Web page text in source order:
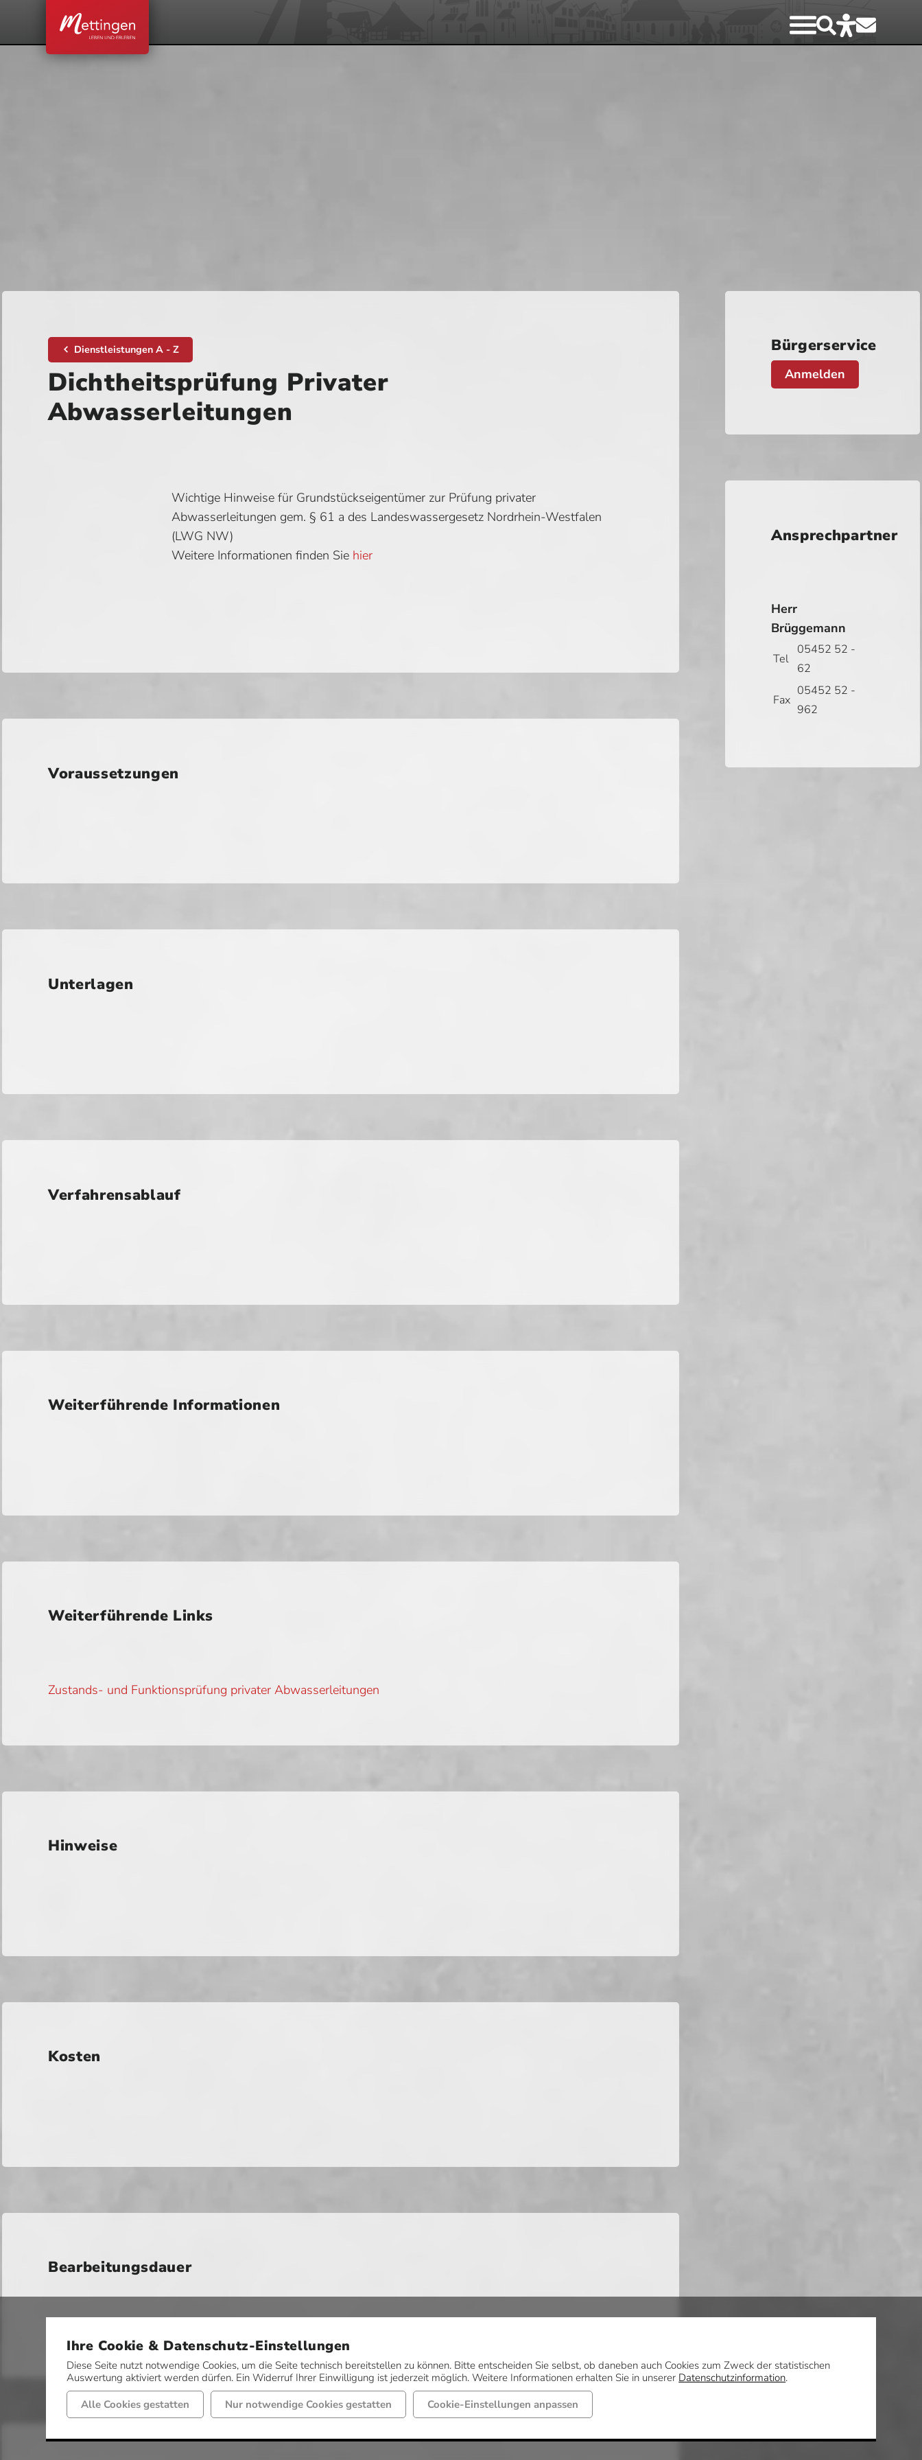
Dienstleistungen A - Z
Dichtheitsprüfung Privater
Abwasserleitungen
Wichtige Hinweise für Grundstückseigentümer zur Prüfung privater
Abwasserleitungen gem. § 61 a des Landeswassergesetz Nordrhein-Westfalen
(LWG NW)
Weitere Informationen finden Sie hier
Voraussetzungen
Unterlagen
Verfahrensablauf
Weiterführende Informationen
Weiterführende Links
Zustands- und Funktionsprüfung privater Abwasserleitungen
Hinweise
Kosten
Bearbeitungsdauer
Bürgerservice
Anmelden
Ansprechpartner
Herr
Brüggemann
Tel
05452 52 -
62
Fax
05452 52 -
962
Ihre Cookie & Datenschutz-Einstellungen
Diese Seite nutzt notwendige Cookies, um die Seite technisch bereitstellen zu können. Bitte entscheiden Sie selbst, ob daneben auch Cookies zum Zweck der statistischen
Auswertung aktiviert werden dürfen. Ein Widerruf Ihrer Einwilligung ist jederzeit möglich. Weitere Informationen erhalten Sie in unserer Datenschutzinformation.
Alle Cookies gestatten
Nur notwendige Cookies gestatten Cookie-Einstellungen anpassen